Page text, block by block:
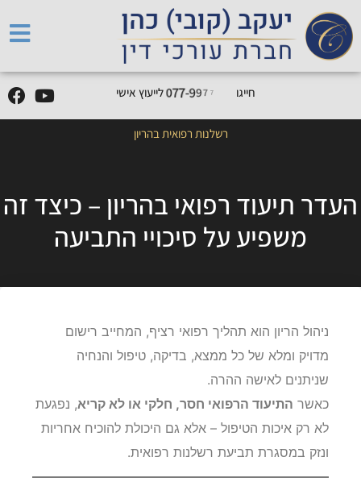
חייגו 077-9977 לייעוץ אישי
רשלנות רפואית בהריון
העדר תיעוד רפואי בהריון – כיצד זה
משפיע על סיכויי התביעה
ניהול הריון הוא תהליך רפואי רציף, המחייב רישום
מדויק ומלא של כל ממצא, בדיקה, טיפול והנחיה
שניתנים לאישה ההרה.
כאשר התיעוד הרפואי חסר, חלקי או לא קריא, נפגעת
לא רק איכות הטיפול – אלא גם היכולת להוכיח אחריות
ונזק במסגרת תביעת רשלנות רפואית.